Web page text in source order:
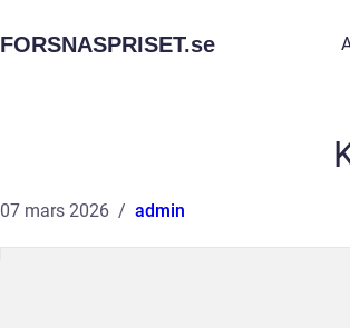
FORSNASPRISET.se
07 mars 2026 admin